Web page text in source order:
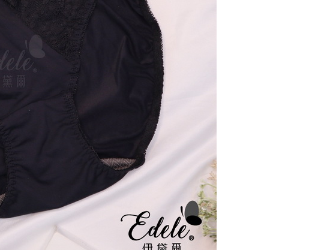
每筆NT$70，滿NT$799(含以上)免運費
宅配
每筆NT$70，滿NT$799(含以上)免運費
離島宅配
每筆NT$110，滿NT$1,000(含以上)免運費